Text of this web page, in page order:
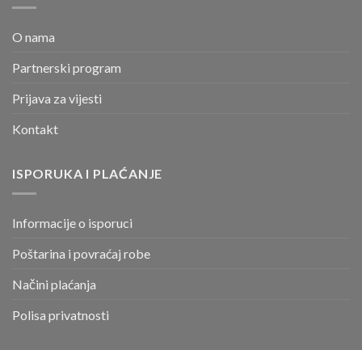
O nama
Partnerski program
Prijava za vijesti
Kontakt
ISPORUKA I PLAĆANJE
Informacije o isporuci
Poštarina i povraćaj robe
Načini plaćanja
Polisa privatnosti